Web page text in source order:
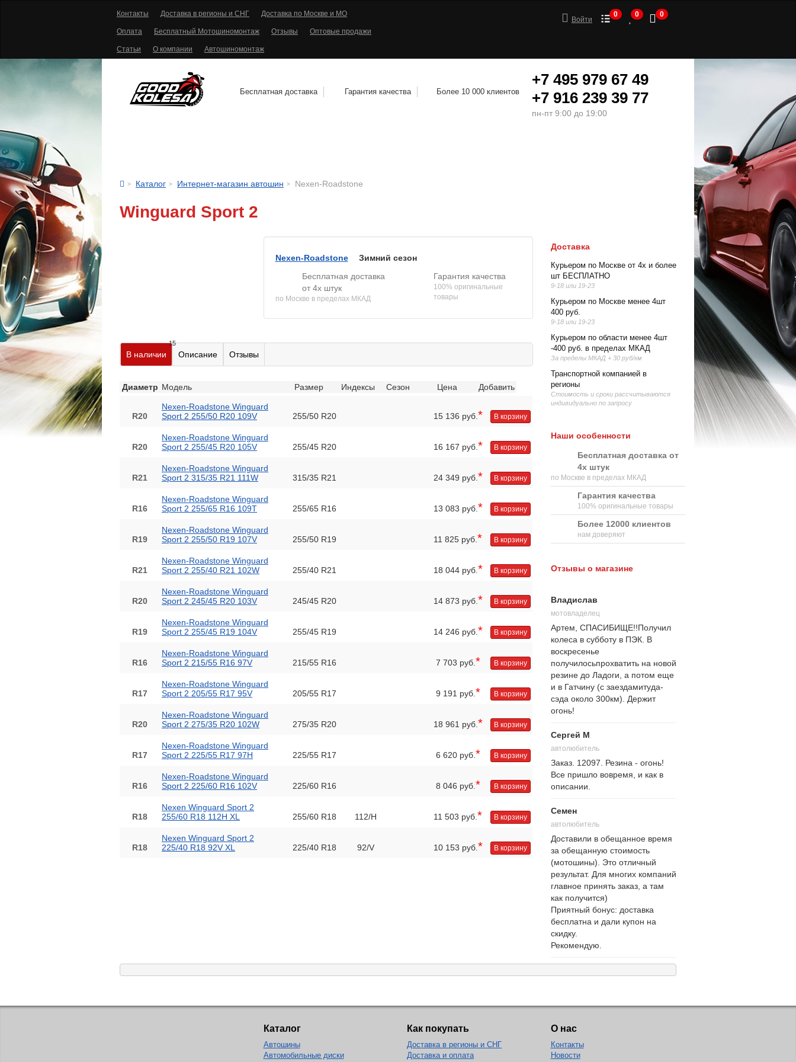
Контакты Доставка в регионы и СНГ Доставка по Москве и МО
Оплата Бесплатный Мотошиномонтаж Отзывы Оптовые продажи
Статьи О компании Автошиномонтаж
Войти
0 0 0
Бесплатная доставка Гарантия качества Более 10 000 клиентов
+7 495 979 67 49
+7 916 239 39 77
пн-пт 9:00 до 19:00
Каталог Интернет-магазин автошин Nexen-Roadstone
Winguard Sport 2
Nexen-Roadstone
Зимний сезон
Бесплатная доставка
от 4х штук
по Москве в пределах МКАД
Гарантия качества
100% оригинальные
товары
В наличии
15
Описание Отзывы
Диаметр Модель Размер Индексы Сезон Цена Добавить
R20
Nexen-Roadstone Winguard
Sport 2 255/50 R20 109V
255/50 R20 15 136 руб. * В корзину
R20
Nexen-Roadstone Winguard
Sport 2 255/45 R20 105V
255/45 R20 16 167 руб. * В корзину
R21
Nexen-Roadstone Winguard
Sport 2 315/35 R21 111W
315/35 R21 24 349 руб. * В корзину
R16
Nexen-Roadstone Winguard
Sport 2 255/65 R16 109T
255/65 R16 13 083 руб. * В корзину
R19
Nexen-Roadstone Winguard
Sport 2 255/50 R19 107V
255/50 R19 11 825 руб. * В корзину
R21
Nexen-Roadstone Winguard
Sport 2 255/40 R21 102W
255/40 R21 18 044 руб. * В корзину
R20
Nexen-Roadstone Winguard
Sport 2 245/45 R20 103V
245/45 R20 14 873 руб. * В корзину
R19
Nexen-Roadstone Winguard
Sport 2 255/45 R19 104V
255/45 R19 14 246 руб. * В корзину
R16
Nexen-Roadstone Winguard
Sport 2 215/55 R16 97V
215/55 R16 7 703 руб. * В корзину
R17
Nexen-Roadstone Winguard
Sport 2 205/55 R17 95V
205/55 R17 9 191 руб. * В корзину
R20
Nexen-Roadstone Winguard
Sport 2 275/35 R20 102W
275/35 R20 18 961 руб. * В корзину
R17
Nexen-Roadstone Winguard
Sport 2 225/55 R17 97H
225/55 R17 6 620 руб. * В корзину
R16
Nexen-Roadstone Winguard
Sport 2 225/60 R16 102V
225/60 R16 8 046 руб. * В корзину
R18
Nexen Winguard Sport 2
255/60 R18 112H XL
255/60 R18 112/H 11 503 руб. * В корзину
R18
Nexen Winguard Sport 2
225/40 R18 92V XL
225/40 R18 92/V 10 153 руб. * В корзину
Доставка
Курьером по Москве от 4х и более
шт БЕСПЛАТНО
9-18 или 19-23
Курьером по Москве менее 4шт
400 руб.
9-18 или 19-23
Курьером по области менее 4шт
-400 руб. в пределах МКАД
За пределы МКАД + 30 руб/км
Транспортной компанией в
регионы
Стоимость и сроки рассчитываются
индивидуально по запросу
Наши особенности
Бесплатная доставка от
4х штук
по Москве в пределах МКАД
Гарантия качества
100% оригинальные товары
Более 12000 клиентов
нам доверяют
Отзывы о магазине
Владислав
мотовладелец
Артем, СПАСИБИЩЕ!!Получил
колеса в субботу в ПЭК. В
воскресенье
получилосьпрохватить на новой
резине до Ладоги, а потом еще
и в Гатчину (с заездамитуда-
сэда около 300км). Держит
огонь!
Сергей М
автолюбитель
Заказ. 12097. Резина - огонь!
Все пришло вовремя, и как в
описании.
Семен
автолюбитель
Доставили в обещанное время
за обещанную стоимость
(мотошины). Это отличный
результат. Для многих компаний
главное принять заказ, а там
как получится)
Приятный бонус: доставка
бесплатна и дали купон на
скидку.
Рекомендую.
Каталог
Автошины
Автомобильные диски
Как покупать
Доставка в регионы и СНГ
Доставка и оплата
О нас
Контакты
Новости